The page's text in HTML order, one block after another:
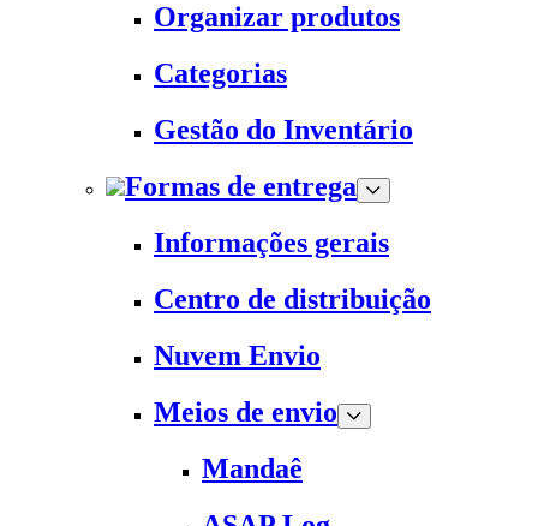
Organizar produtos
Categorias
Gestão do Inventário
Formas de entrega
Informações gerais
Centro de distribuição
Nuvem Envio
Meios de envio
Mandaê